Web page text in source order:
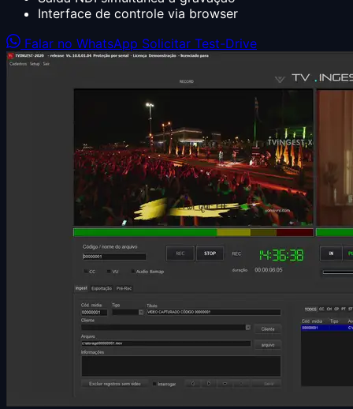
Interface de controle via browser
Falar no WhatsApp Solicitar Test-Drive